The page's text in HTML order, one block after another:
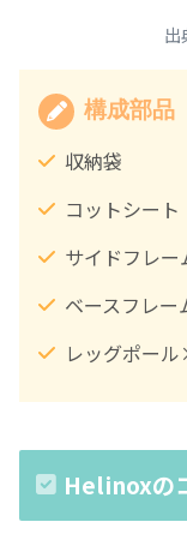
出
構成部品
収納袋
コットシート
サイドフレ
ベースフレ
レッグポー
Helinoxの